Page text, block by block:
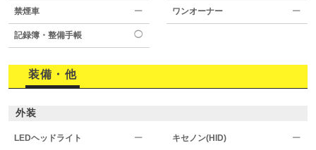
禁煙車 ー ワンオーナー ー
記録簿・整備手帳 ◯
装備・他
外装
LEDヘッドライト ー キセノン(HID) ー